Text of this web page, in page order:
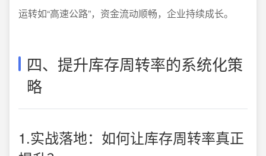
运转如“高速公路”，资金流动顺畅，企业持续成长。
四、提升库存周转率的系统化策
略
1.实战落地：如何让库存周转率真正